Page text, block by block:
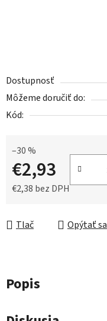
Dostupnosť
Môžeme doručiť do:
Kód:
–30 %
€2,93
€2,38 bez DPH
Tlač Opýtať sa
Popis